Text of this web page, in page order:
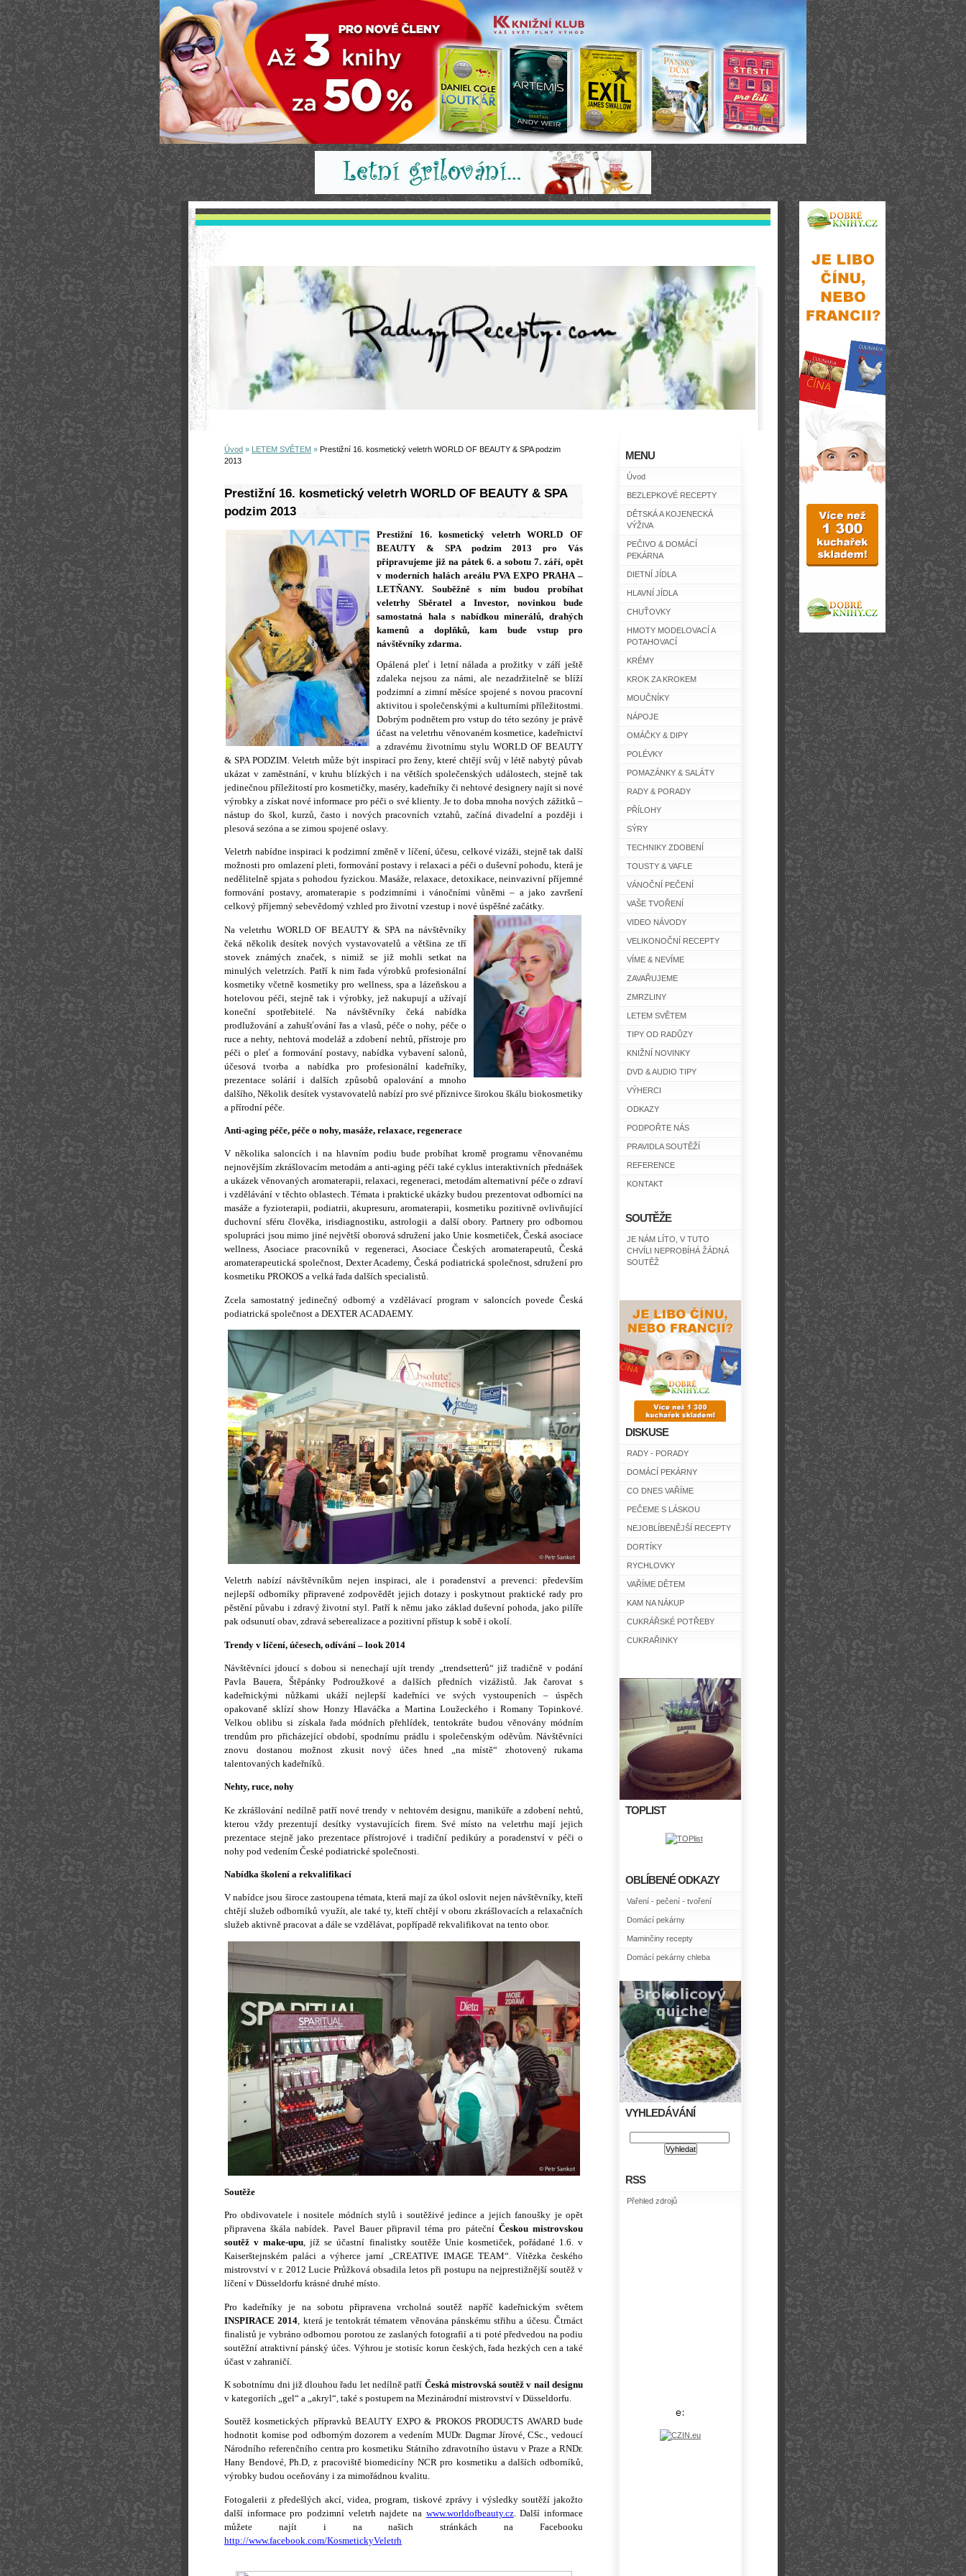
MENU
Úvod
BEZLEPKOVÉ RECEPTY
DĚTSKÁ A KOJENECKÁ
VÝŽIVA
PEČIVO & DOMÁCÍ
PEKÁRNA
DIETNÍ JÍDLA
HLAVNÍ JÍDLA
CHUŤOVKY
HMOTY MODELOVACÍ A
POTAHOVACÍ
KRÉMY
KROK ZA KROKEM
MOUČNÍKY
NÁPOJE
OMÁČKY & DIPY
POLÉVKY
POMAZÁNKY & SALÁTY
RADY & PORADY
PŘÍLOHY
SÝRY
TECHNIKY ZDOBENÍ
TOUSTY & VAFLE
VÁNOČNÍ PEČENÍ
VAŠE TVOŘENÍ
VIDEO NÁVODY
VELIKONOČNÍ RECEPTY
VÍME & NEVÍME
ZAVAŘUJEME
ZMRZLINY
LETEM SVĚTEM
TIPY OD RADŮZY
KNIŽNÍ NOVINKY
DVD & AUDIO TIPY
VÝHERCI
ODKAZY
PODPOŘTE NÁS
PRAVIDLA SOUTĚŽÍ
REFERENCE
KONTAKT
SOUTĚŽE
JE NÁM LÍTO, V TUTO
CHVÍLI NEPROBÍHÁ ŽÁDNÁ
SOUTĚŽ
DISKUSE
RADY - PORADY
DOMÁCÍ PEKÁRNY
CO DNES VAŘÍME
PEČEME S LÁSKOU
NEJOBLÍBENĚJŠÍ RECEPTY
DORTÍKY
RYCHLOVKY
VAŘÍME DĚTEM
KAM NA NÁKUP
CUKRÁŘSKÉ POTŘEBY
CUKRAŘINKY
TOPLIST
OBLÍBENÉ ODKAZY
Vaření - pečení - tvoření
Domácí pekárny
Maminčiny recepty
Domácí pekárny chleba
VYHLEDÁVÁNÍ
RSS
Přehled zdrojů
Úvod » LETEM SVĚTEM » Prestižní 16. kosmetický veletrh WORLD OF BEAUTY & SPA podzim
2013
Prestižní 16. kosmetický veletrh WORLD OF BEAUTY & SPA
podzim 2013
Prestižní 16. kosmetický veletrh WORLD OF
BEAUTY & SPA podzim 2013 pro Vás
připravujeme již na pátek 6. a sobotu 7. září, opět
v moderních halách areálu PVA EXPO PRAHA –
LETŇANY. Souběžně s ním budou probíhat
veletrhy Sběratel a Investor, novinkou bude
samostatná hala s nabídkou minerálů, drahých
kamenů a doplňků, kam bude vstup pro
návštěvníky zdarma.
Opálená pleť i letní nálada a prožitky v září ještě
zdaleka nejsou za námi, ale nezadržitelně se blíží
podzimní a zimní měsíce spojené s novou pracovní
aktivitou i společenskými a kulturními příležitostmi.
Dobrým podnětem pro vstup do této sezóny je právě
účast na veletrhu věnovaném kosmetice, kadeřnictví
a zdravému životnímu stylu WORLD OF BEAUTY
& SPA PODZIM. Veletrh může být inspirací pro ženy, které chtějí svůj v létě nabytý půvab
ukázat v zaměstnání, v kruhu blízkých i na větších společenských událostech, stejně tak
jedinečnou příležitostí pro kosmetičky, maséry, kadeřníky či nehtové designery najít si nové
výrobky a získat nové informace pro péči o své klienty. Je to doba mnoha nových zážitků –
nástup do škol, kurzů, často i nových pracovních vztahů, začíná divadelní a později i
plesová sezóna a se zimou spojené oslavy.
Veletrh nabídne inspiraci k podzimní změně v líčení, účesu, celkové vizáži, stejně tak další
možnosti pro omlazení pleti, formování postavy i relaxaci a péči o duševní pohodu, která je
nedělitelně spjata s pohodou fyzickou. Masáže, relaxace, detoxikace, neinvazivní příjemné
formování postavy, aromaterapie s podzimními i vánočními vůněmi – a jako završení
celkový příjemný sebevědomý vzhled pro životní vzestup i nové úspěšné začátky.
Na veletrhu WORLD OF BEAUTY & SPA na návštěvníky
čeká několik desítek nových vystavovatelů a většina ze tří
stovek známých značek, s nimiž se již mohli setkat na
minulých veletrzích. Patří k nim řada výrobků profesionální
kosmetiky včetně kosmetiky pro wellness, spa a lázeňskou a
hotelovou péči, stejně tak i výrobky, jež nakupují a užívají
koneční spotřebitelé. Na návštěvníky čeká nabídka
prodlužování a zahušťování řas a vlasů, péče o nohy, péče o
ruce a nehty, nehtová modeláž a zdobení nehtů, přístroje pro
péči o pleť a formování postavy, nabídka vybavení salonů,
účesová tvorba a nabídka pro profesionální kadeřníky,
prezentace solárií i dalších způsobů opalování a mnoho
dalšího, Několik desítek vystavovatelů nabízí pro své příznivce širokou škálu biokosmetiky
a přírodní péče.
Anti-aging péče, péče o nohy, masáže, relaxace, regenerace
V několika saloncích i na hlavním podiu bude probíhat kromě programu věnovanému
nejnovějším zkrášlovacím metodám a anti-aging péči také cyklus interaktivních přednášek
a ukázek věnovaných aromaterapii, relaxaci, regeneraci, metodám alternativní péče o zdraví
i vzdělávání v těchto oblastech. Témata i praktické ukázky budou prezentovat odborníci na
masáže a fyzioterapii, podiatrii, akupresuru, aromaterapii, kosmetiku pozitivně ovlivňující
duchovní sféru člověka, irisdiagnostiku, astrologii a další obory. Partnery pro odbornou
spolupráci jsou mimo jiné největší oborová sdružení jako Unie kosmetiček, Česká asociace
wellness, Asociace pracovníků v regeneraci, Asociace Českých aromaterapeutů, Česká
aromaterapeutická společnost, Dexter Academy, Česká podiatrická společnost, sdružení pro
kosmetiku PROKOS a velká řada dalších specialistů.
Zcela samostatný jedinečný odborný a vzdělávací program v saloncích povede Česká
podiatrická společnost a DEXTER ACADAEMY.
Veletrh nabízí návštěvníkům nejen inspiraci, ale i poradenství a prevenci: především
nejlepší odborníky připravené zodpovědět jejich dotazy i poskytnout praktické rady pro
pěstění půvabu i zdravý životní styl. Patří k němu jako základ duševní pohoda, jako pilíře
pak odsunutí obav, zdravá seberealizace a pozitivní přístup k sobě i okolí.
Trendy v líčení, účesech, odívání – look 2014
Návštěvníci jdoucí s dobou si nenechají ujít trendy „trendsetterů“ již tradičně v podání
Pavla Bauera, Štěpánky Podroužkové a dalších předních vizážistů. Jak čarovat s
kadeřnickými nůžkami ukáží nejlepší kadeřníci ve svých vystoupeních – úspěch
opakovaně sklízí show Honzy Hlaváčka a Martina Loužeckého i Romany Topinkové.
Velkou oblibu si získala řada módních přehlídek, tentokráte budou věnovány módním
trendům pro přicházející období, spodnímu prádlu i společenským oděvům. Návštěvníci
znovu dostanou možnost zkusit nový účes hned „na místě“ zhotovený rukama
talentovaných kadeřníků.
Nehty, ruce, nohy
Ke zkrášlování nedílně patří nové trendy v nehtovém designu, manikúře a zdobení nehtů,
kterou vždy prezentují desítky vystavujících firem. Své místo na veletrhu mají jejich
prezentace stejně jako prezentace přístrojové i tradiční pedikúry a poradenství v péči o
nohy pod vedením České podiatrické společnosti.
Nabídka školení a rekvalifikací
V nabídce jsou široce zastoupena témata, která mají za úkol oslovit nejen návštěvníky, kteří
chtějí služeb odborníků využít, ale také ty, kteří chtějí v oboru zkrášlovacích a relaxačních
služeb aktivně pracovat a dále se vzdělávat, popřípadě rekvalifikovat na tento obor.
Soutěže
Pro obdivovatele i nositele módních stylů i soutěživé jedince a jejich fanoušky je opět
připravena škála nabídek. Pavel Bauer připravil téma pro páteční Českou mistrovskou
soutěž v make-upu, jíž se účastní finalistky soutěže Unie kosmetiček, pořádané 1.6. v
Kaiserštejnském paláci a výherce jarní „CREATIVE IMAGE TEAM“. Vítězka českého
mistrovství v r. 2012 Lucie Průžková obsadila letos při postupu na nejprestižnější soutěž v
líčení v Düsseldorfu krásné druhé místo.
Pro kadeřníky je na sobotu připravena vrcholná soutěž napříč kadeřnickým světem
INSPIRACE 2014 , která je tentokrát tématem věnována pánskému střihu a účesu. Čtrnáct
finalistů je vybráno odbornou porotou ze zaslaných fotografií a ti poté předvedou na podiu
soutěžní atraktivní pánský účes. Výhrou je stotisíc korun českých, řada hezkých cen a také
účast v zahraničí.
K sobotnímu dni již dlouhou řadu let nedílně patří Česká mistrovská soutěž v nail designu
v kategoriích „gel“ a „akryl“, také s postupem na Mezinárodní mistrovství v Düsseldorfu.
Soutěž kosmetických přípravků BEAUTY EXPO & PROKOS PRODUCTS AWARD bude
hodnotit komise pod odborným dozorem a vedením MUDr. Dagmar Jírové, CSc., vedoucí
Národního referenčního centra pro kosmetiku Státního zdravotního ústavu v Praze a RNDr.
Hany Bendové, Ph.D, z pracoviště biomedicíny NCR pro kosmetiku a dalších odborníků,
výrobky budou oceňovány i za mimořádnou kvalitu.
Fotogalerii z předešlých akcí, videa, program, tiskové zprávy i výsledky soutěží jakožto
další informace pro podzimní veletrh najdete na www.worldofbeauty.cz. Další informace
můžete najít i na našich stránkách na Facebooku
http://www.facebook.com/KosmetickyVeletrh